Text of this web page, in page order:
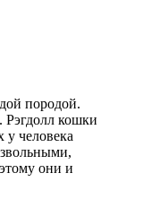
породой.
Рэгдолл кошки
у человека
они и